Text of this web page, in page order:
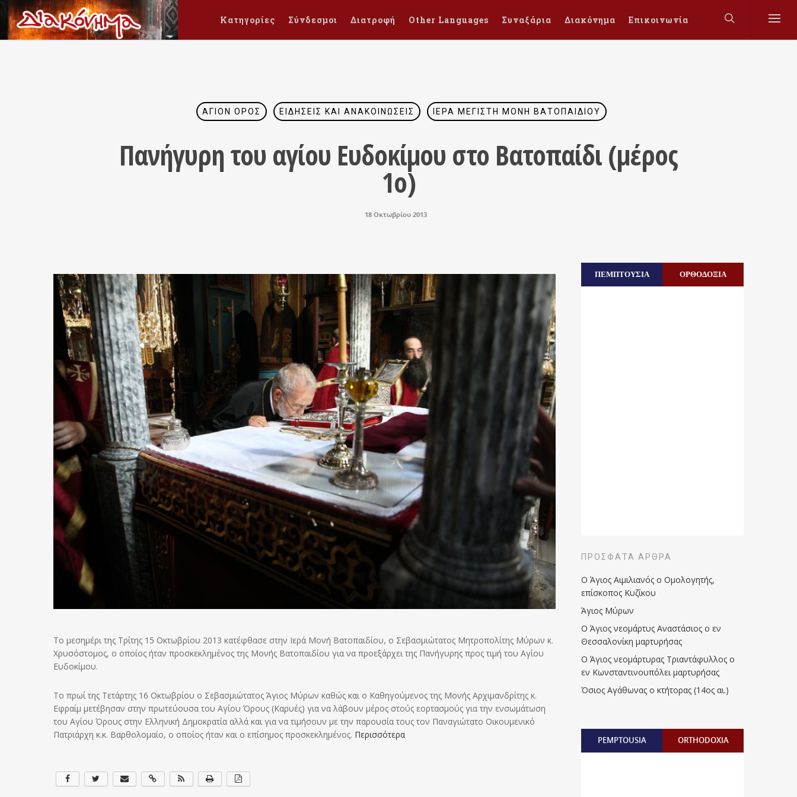
Κατηγορίες Σύνδεσμοι Διατροφή Other Languages Συναξάρια Διακόνημα Επικοινωνία
ΆΓΙΟΝ ΌΡΟΣ ΕΙΔΉΣΕΙΣ ΚΑΙ ΑΝΑΚΟΙΝΏΣΕΙΣ ΙΕΡΆ ΜΕΓΊΣΤΗ ΜΟΝΉ ΒΑΤΟΠΑΙΔΊΟΥ
Πανήγυρη του αγίου Ευδοκίμου στο Βατοπαίδι (μέρος
1ο)
18 Οκτωβρίου 2013
Το μεσημέρι της Τρίτης 15 Οκτωβρίου 2013 κατέφθασε στην Ιερά Μονή Βατοπαιδίου, ο Σεβασμιώτατος Μητροπολίτης Μύρων κ.
Χρυσόστομος, ο οποίος ήταν προσκεκλημένος της Μονής Βατοπαιδίου για να προεξάρχει της Πανήγυρης προς τιμή του Αγίου
Ευδοκίμου.
Το πρωί της Τετάρτης 16 Οκτωβρίου ο Σεβασμιώτατος Άγιος Μύρων καθώς και ο Καθηγούμενος της Μονής Αρχιμανδρίτης κ.
Εφραίμ μετέβησαν στην πρωτεύουσα του Αγίου Όρους (Καρυές) για να λάβουν μέρος στούς εορτασμούς για την ενσωμάτωση
του Αγίου Όρους στην Ελληνική Δημοκρατία αλλά και για να τιμήσουν με την παρουσία τους τον Παναγιώτατο Οικουμενικό
Πατριάρχη κ.κ. Βαρθολομαίο, ο οποίος ήταν και ο επίσημος ​προσκεκλημένος. Περισσότερα
ΠΕΜΠΤΟΥΣΙΑ ΟΡΘΟΔΟΞΙΑ
ΠΡΌΣΦΑΤΑ ΆΡΘΡΑ
Ο Άγιος Αιμιλιανός ο Ομολογητής,
επίσκοπος Κυζίκου
Άγιος Μύρων
Ο Άγιος νεομάρτυς Αναστάσιος ο εν
Θεσσαλονίκη μαρτυρήσας
Ο Άγιος νεομάρτυρας Τριαντάφυλλος ο
εν Κωνσταντινουπόλει μαρτυρήσας
Όσιος Αγάθωνας ο κτήτορας (14ος αι.)
PEMPTOUSIA ORTHODOXIA